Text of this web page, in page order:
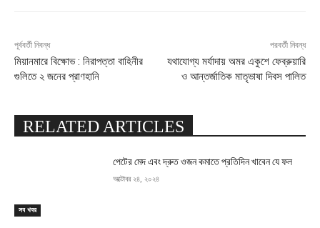
পূর্ববর্তী নিবন্ধ
মিয়ানমারে বিক্ষোভ : নিরাপত্তা বাহিনীর
গুলিতে ২ জনের প্রাণহানি
পরবর্তী নিবন্ধ
যথাযোগ্য মর্যাদায় অমর একুশে ফেব্রুয়ারি
ও আন্তর্জাতিক মাতৃভাষা দিবস পালিত
RELATED ARTICLES
সব খবর
পেটের মেদ এবং দ্রুত ওজন কমাতে প্রতিদিন খাবেন যে ফল
অক্টোবর ২৪, ২০২৪